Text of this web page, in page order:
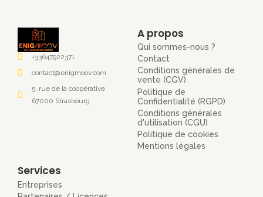
+33647922371
contact@enigmoov.com
5, rue de la coopérative
67000 Strasbourg
A propos
Qui sommes-nous ?
Contact
Conditions générales de
vente (CGV)
Politique de
Confidentialité (RGPD)
Conditions générales
d'utilisation (CGU)
Politique de cookies
Mentions légales
Services
Entreprises